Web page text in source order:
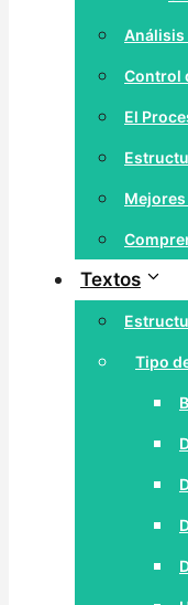
Análisis
Control
El
Textos
Tipo